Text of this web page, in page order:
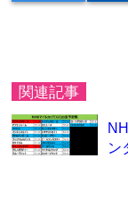
関連記事
ン